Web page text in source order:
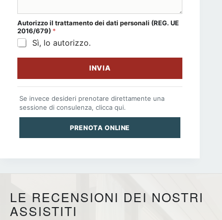
Autorizzo il trattamento dei dati personali (REG. UE
2016/679) *
Sì, lo autorizzo.
INVIA
Se invece desideri prenotare direttamente una
sessione di consulenza, clicca qui.
PRENOTA ONLINE
LE RECENSIONI DEI NOSTRI
ASSISTITI